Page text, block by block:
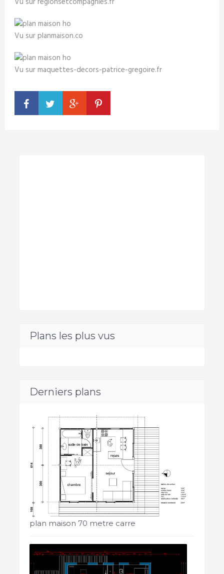
Vu sur planmaison.co
Vu sur maquettes-decors-patrice-gregoire.fr
Plans les plus vus
Derniers plans
plan maison 70 metre carre